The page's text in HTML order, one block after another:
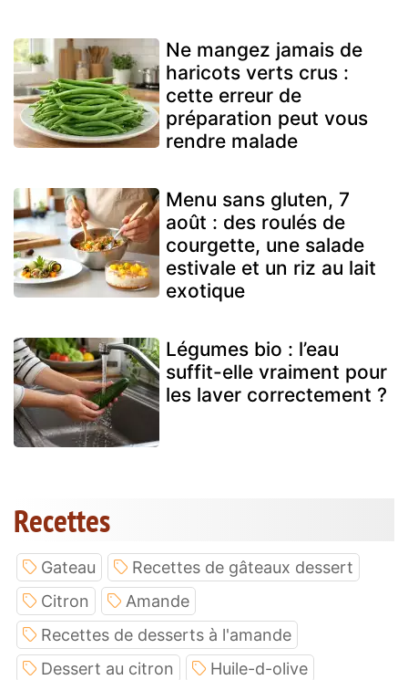
Ne mangez jamais de
haricots verts crus :
cette erreur de
préparation peut vous
rendre malade
Menu sans gluten, 7
août : des roulés de
courgette, une salade
estivale et un riz au lait
exotique
Légumes bio : l’eau
suffit-elle vraiment pour
les laver correctement ?
Recettes
Gateau
Recettes de gâteaux dessert
Citron
Amande
Recettes de desserts à l'amande
Dessert au citron
Huile-d-olive